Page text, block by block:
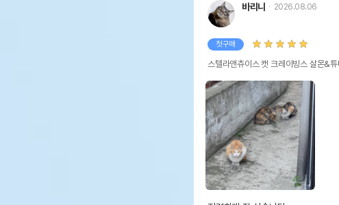
바리니 2026.08.06
첫구매
스텔라앤츄이스 캣 크레이빙스 살몬&